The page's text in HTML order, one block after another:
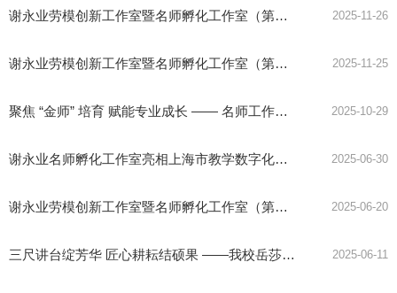
2025-11-26
谢永业劳模创新工作室暨名师孵化工作室（第二期）研修活动07
2025-11-25
谢永业劳模创新工作室暨名师孵化工作室（第二期）研修活动06
2025-10-29
聚焦 “金师” 培育 赋能专业成长 —— 名师工作室听课评课专项活动顺利开展
2025-06-30
谢永业名师孵化工作室亮相上海市教学数字化转型展示活动
2025-06-20
谢永业劳模创新工作室暨名师孵化工作室（第二期）研修活动简报02
2025-06-11
三尺讲台绽芳华 匠心耕耘结硕果 ——我校岳莎老师荣获第六届上海基础教育青年教师教学竞赛三等奖